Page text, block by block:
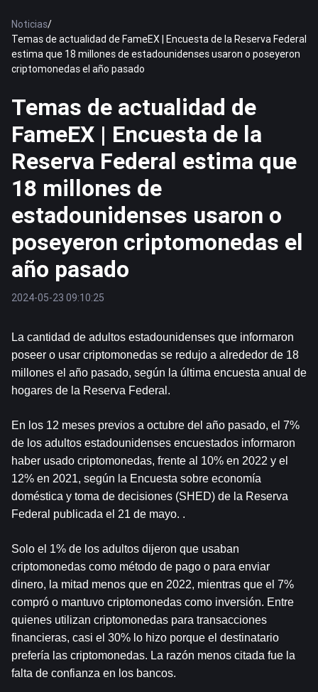
Noticias/
Temas de actualidad de FameEX | Encuesta de la Reserva Federal
estima que 18 millones de estadounidenses usaron o poseyeron
criptomonedas el año pasado
Temas de actualidad de
FameEX | Encuesta de la
Reserva Federal estima que
18 millones de
estadounidenses usaron o
poseyeron criptomonedas el
año pasado
2024-05-23 09:10:25
La cantidad de adultos estadounidenses que informaron
poseer o usar criptomonedas se redujo a alrededor de 18
millones el año pasado, según la última encuesta anual de
hogares de la Reserva Federal.
En los 12 meses previos a octubre del año pasado, el 7%
de los adultos estadounidenses encuestados informaron
haber usado criptomonedas, frente al 10% en 2022 y el
12% en 2021, según la Encuesta sobre economía
doméstica y toma de decisiones (SHED) de la Reserva
Federal publicada el 21 de mayo. .
Solo el 1% de los adultos dijeron que usaban
criptomonedas como método de pago o para enviar
dinero, la mitad menos que en 2022, mientras que el 7%
compró o mantuvo criptomonedas como inversión. Entre
quienes utilizan criptomonedas para transacciones
financieras, casi el 30% lo hizo porque el destinatario
prefería las criptomonedas. La razón menos citada fue la
falta de confianza en los bancos.